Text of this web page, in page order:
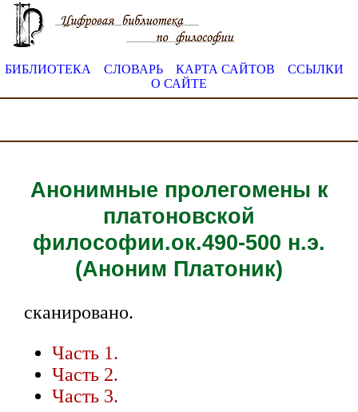
БИБЛИОТЕКА СЛОВАРЬ КАРТА САЙТОВ
ССЫЛКИ
О САЙТЕ
Анонимные пролегомены к
платоновской
философии.ок.490-500 н.э.
(Аноним Платоник)
сканировано.
Часть 1.
Часть 2.
Часть 3.